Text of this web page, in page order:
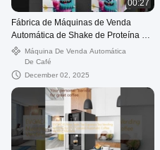
00:27
Fábrica de Máquinas de Venda
Automática de Shake de Proteína de
Alta Eficiência
Máquina De Venda Automática
De Café
December 02, 2025